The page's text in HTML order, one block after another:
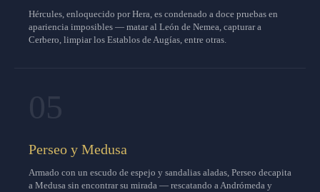
Hércules, enloquecido por Hera, es condenado a doce pruebas en
apariencia imposibles — matar al León de Nemea, capturar a
Cerbero, limpiar los Establos de Augías, entre otras.
Perseo y Medusa
Armado con un escudo de espejo y sandalias aladas, Perseo decapita
a Medusa sin encontrar su mirada — rescatando a Andrómeda y